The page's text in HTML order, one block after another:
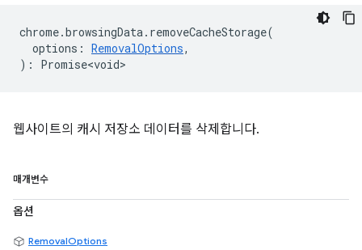
chrome.browsingData. removeCacheStorage(
options : RemovalOptions,
) : Promise<void>
웹사이트의 캐시 저장소 데이터를 삭제합니다.
매개변수
옵션
RemovalOptions